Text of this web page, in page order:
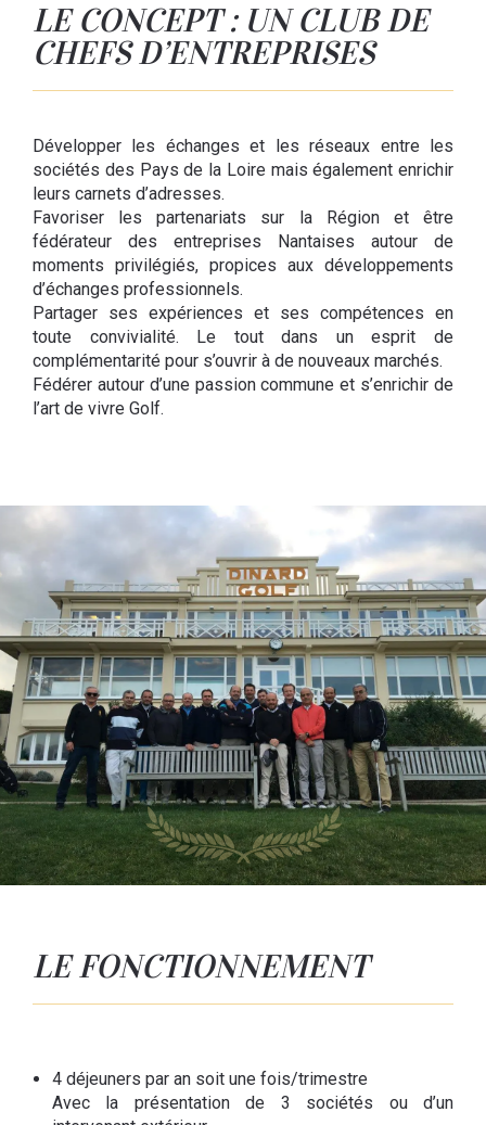
LE CONCEPT : UN CLUB DE
CHEFS D’ENTREPRISES
Développer les échanges et les réseaux entre les
sociétés des Pays de la Loire mais également enrichir
leurs carnets d’adresses.
Favoriser les partenariats sur la Région et être
fédérateur des entreprises Nantaises autour de
moments privilégiés, propices aux développements
d’échanges professionnels.
Partager ses expériences et ses compétences en
toute convivialité. Le tout dans un esprit de
complémentarité pour s’ouvrir à de nouveaux marchés.
Fédérer autour d’une passion commune et s’enrichir de
l’art de vivre Golf.
LE FONCTIONNEMENT
4 déjeuners par an soit une fois/trimestre
Avec la présentation de 3 sociétés ou d’un